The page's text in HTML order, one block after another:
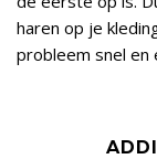
haren op je
probleem snel en